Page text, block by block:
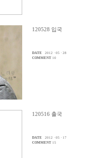
120528 입국
DATE
2012 · 05 · 28
COMMENT 10
120516 출국
DATE
2012 · 05 · 17
COMMENT 15